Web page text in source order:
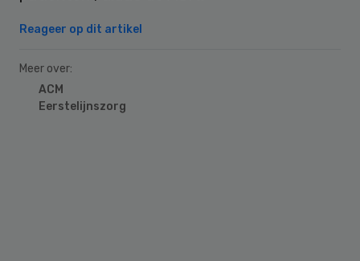
Reageer op dit artikel
Meer over:
ACM
Eerstelijnszorg